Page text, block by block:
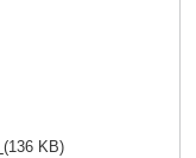
(136 KB)